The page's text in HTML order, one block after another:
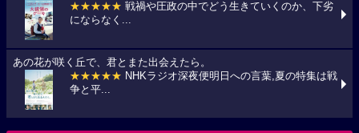
★★★★★ 戦禍や圧政の中でどう生きていくのか、下劣
にならなく...
あの花が咲く丘で、君とまた出会えたら。
★★★★★ NHKラジオ深夜便明日への言葉,夏の特集は戦
争と平...